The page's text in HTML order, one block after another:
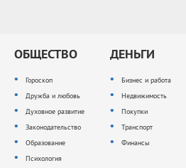
ОБЩЕСТВО
Гороскоп
Дружба и любовь
Духовное развитие
Законодательство
Образование
Психология
ДЕНЬГИ
Бизнес и работа
Недвижимость
Покупки
Транспорт
Финансы